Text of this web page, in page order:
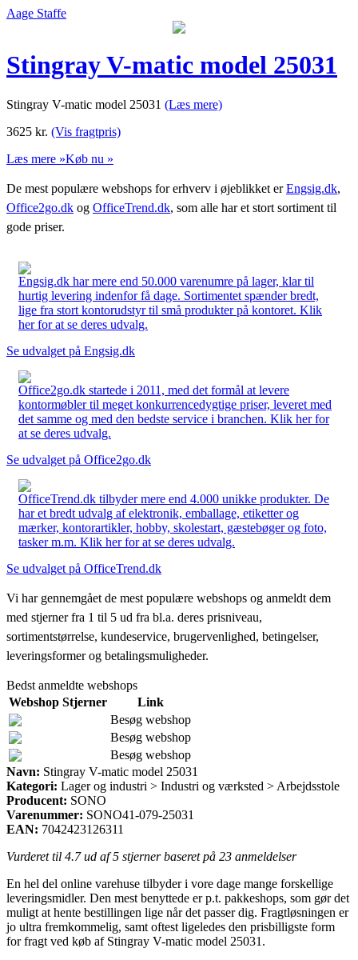
Aage Staffe
Stingray V-matic model 25031
Stingray V-matic model 25031 (Læs mere)
3625 kr. (Vis fragtpris)
Læs mere »Køb nu »
De mest populære webshops for erhverv i øjeblikket erEngsig.dk,
Office2go.dk og OfficeTrend.dk, som alle har et stort sortiment til
gode priser.
Engsig.dk har mere end 50.000 varenumre på lager, klar til
hurtig levering indenfor få dage. Sortimentet spænder bredt,
lige fra stort kontorudstyr til små produkter på kontoret. Klik
her for at se deres udvalg.
Se udvalget på Engsig.dk
Office2go.dk startede i 2011, med det formål at levere
kontormøbler til meget konkurrencedygtige priser, leveret med
det samme og med den bedste service i branchen. Klik her for
at se deres udvalg.
Se udvalget på Office2go.dk
OfficeTrend.dk tilbyder mere end 4.000 unikke produkter. De
har et bredt udvalg af elektronik, emballage, etiketter og
mærker, kontorartikler, hobby, skolestart, gæstebøger og foto,
tasker m.m. Klik her for at se deres udvalg.
Se udvalget på OfficeTrend.dk
Vi har gennemgået de mest populære webshops og anmeldt dem
med stjerner fra 1 til 5 ud fra bl.a. deres prisniveau,
sortimentstørrelse, kundeservice, brugervenlighed, betingelser,
leveringsformer og betalingsmuligheder.
Bedst anmeldte webshops
Webshop Stjerner
Link
Besøg webshop
Besøg webshop
Besøg webshop
Navn: Stingray V-matic model 25031
Kategori: Lager og industri > Industri og værksted > Arbejdsstole
Producent: SONO
Varenummer: SONO41-079-25031
EAN: 7042423126311
Vurderet til 4.7ud af 5 stjerner baseret på 23 anmeldelser
En hel del online varehuse tilbyder i vore dage mange forskellige
leveringsmidler. Den mest benyttede er p.t. pakkeshops, som gør det
muligt at hente bestillingen lige når det passer dig. Fragtløsningen er
jo ultra fremkommelig, samt oftest ligeledes den prisbilligste form
for fragt ved køb af Stingray V-matic model 25031.